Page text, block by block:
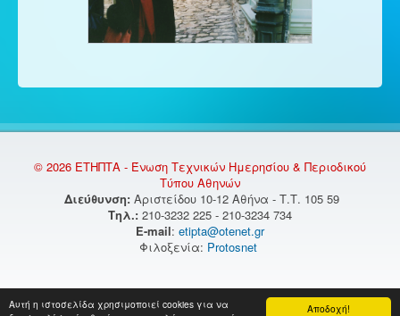
Αποδοχή!
Αυτή η ιστοσελίδα χρησιμοποιεί cookies για να
© 2026 ΕΤΗΠΤΑ - Ένωση Τεχνικών Ημερησίου & Περιοδικού
Τύπου Αθηνών
Διεύθυνση: Αριστείδου 10-12 Αθήνα - Τ.Τ. 105 59
Τηλ.: 210-3232 225 - 210-3234 734
E-mail: etipta@otenet.gr
Φιλοξενία: Protosnet